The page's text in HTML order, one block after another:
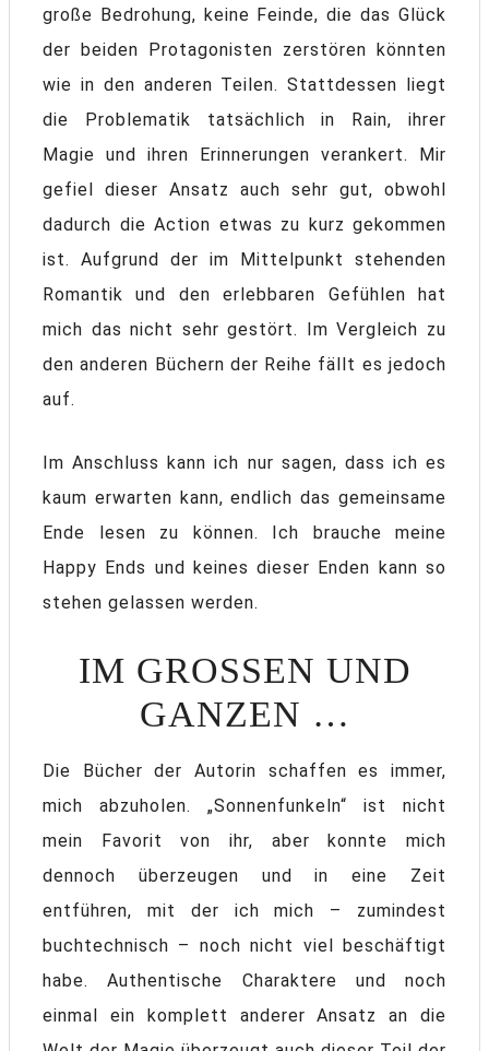
große Bedrohung, keine Feinde, die das Glück
der beiden Protagonisten zerstören könnten
wie in den anderen Teilen. Stattdessen liegt
die Problematik tatsächlich in Rain, ihrer
Magie und ihren Erinnerungen verankert. Mir
gefiel dieser Ansatz auch sehr gut, obwohl
dadurch die Action etwas zu kurz gekommen
ist. Aufgrund der im Mittelpunkt stehenden
Romantik und den erlebbaren Gefühlen hat
mich das nicht sehr gestört. Im Vergleich zu
den anderen Büchern der Reihe fällt es jedoch
auf.
Im Anschluss kann ich nur sagen, dass ich es
kaum erwarten kann, endlich das gemeinsame
Ende lesen zu können. Ich brauche meine
Happy Ends und keines dieser Enden kann so
stehen gelassen werden.
IM GROSSEN UND G
ANZEN …
Die Bücher der Autorin schaffen es immer,
mich abzuholen. „Sonnenfunkeln“ ist nicht
mein Favorit von ihr, aber konnte mich
dennoch überzeugen und in eine Zeit
entführen, mit der ich mich – zumindest
buchtechnisch – noch nicht viel beschäftigt
habe. Authentische Charaktere und noch
einmal ein komplett anderer Ansatz an die